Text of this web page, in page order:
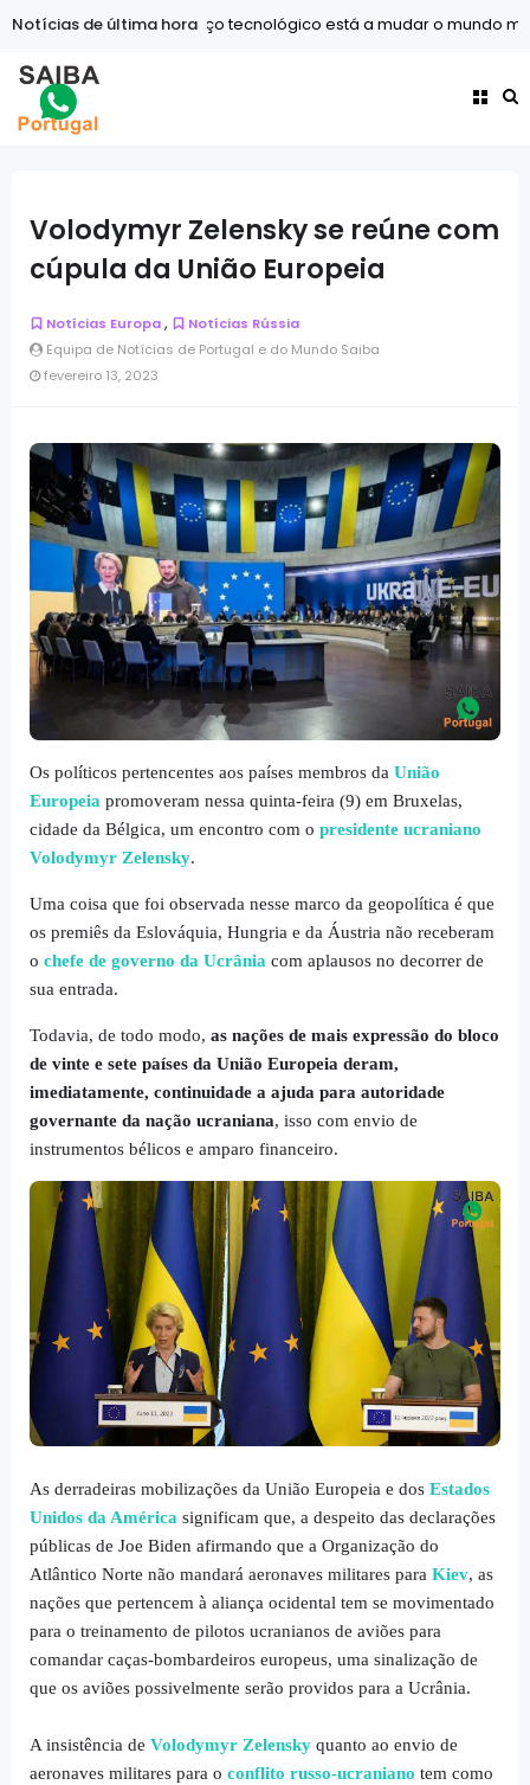
Tecnologia O avanço tecnológico está a mudar o mundo
Notícias de última hora
Volodymyr Zelensky se reúne com
cúpula da União Europeia
Notícias Europa,
Notícias Rússia
Equipa de Notícias de Portugal e do Mundo Saiba
fevereiro 13, 2023
Os políticos pertencentes aos países membros da União
Europeia promoveram nessa quinta-feira (9) em Bruxelas,
cidade da Bélgica, um encontro com o presidente ucraniano
Volodymyr Zelensky.
Uma coisa que foi observada nesse marco da geopolítica é que
os premiês da Eslováquia, Hungria e da Áustria não receberam
o chefe de governo da Ucrânia com aplausos no decorrer de
sua entrada.
Todavia, de todo modo, as nações de mais expressão do bloco
de vinte e sete países da União Europeia deram,
imediatamente, continuidade a ajuda para autoridade
governante da nação ucraniana, isso com envio de
instrumentos bélicos e amparo financeiro.
As derradeiras mobilizações da União Europeia e dos Estados
Unidos da América significam que, a despeito das declarações
públicas de Joe Biden afirmando que a Organização do
Atlântico Norte não mandará aeronaves militares para Kiev, as
nações que pertencem à aliança ocidental tem se movimentado
para o treinamento de pilotos ucranianos de aviões para
comandar caças-bombardeiros europeus, uma sinalização de
que os aviões possivelmente serão providos para a Ucrânia.
A insistência de Volodymyr Zelensky quanto ao envio de
aeronaves militares para o conflito russo-ucraniano tem como